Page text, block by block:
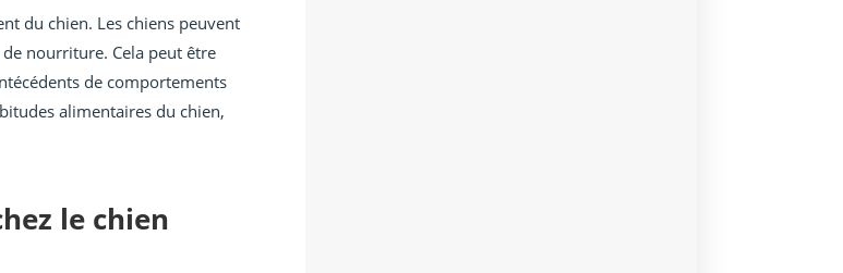
du chien. Les chiens peuvent
nourriture. Cela peut être
de comportements
alimentaires du chien,
le chien